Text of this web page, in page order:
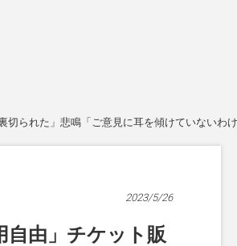
切られた」悲鳴「ご意見に耳を傾けていない
2023/5/26
自由」チケット販